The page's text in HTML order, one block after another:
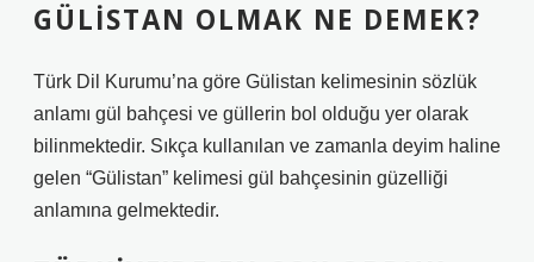
GÜLISTAN OLMAK NE DEMEK?
Türk Dil Kurumu’na göre Gülistan kelimesinin sözlük
anlamı gül bahçesi ve güllerin bol olduğu yer olarak
bilinmektedir. Sıkça kullanılan ve zamanla deyim haline
gelen “Gülistan” kelimesi gül bahçesinin güzelliği
anlamına gelmektedir.